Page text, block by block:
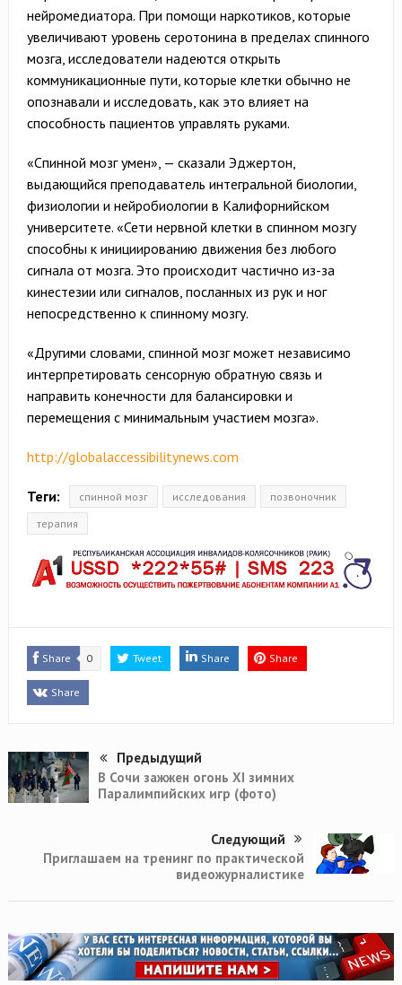
нейромедиатора. При помощи наркотиков, которые
увеличивают уровень серотонина в пределах спинного
мозга, исследователи надеются открыть
коммуникационные пути, которые клетки обычно не
опознавали и исследовать, как это влияет на
способность пациентов управлять руками.
«Спинной мозг умен», — сказали Эджертон,
выдающийся преподаватель интегральной биологии,
физиологии и нейробиологии в Калифорнийском
университете. «Сети нервной клетки в спинном мозгу
способны к инициированию движения без любого
сигнала от мозга. Это происходит частично из-за
кинестезии или сигналов, посланных из рук и ног
непосредственно к спинному мозгу.
«Другими словами, спинной мозг может независимо
интерпретировать сенсорную обратную связь и
направить конечности для балансировки и
перемещения с минимальным участием мозга».
http://globalaccessibilitynews.com
Теги: спинной мозг исследования
позвоночник
терапия
Share 0 Tweet Share Share
Share
Предыдущий
В Сочи зажжен огонь XI зимних
Паралимпийских игр (фото)
Следующий
Приглашаем на тренинг по практической
видеожурналистике